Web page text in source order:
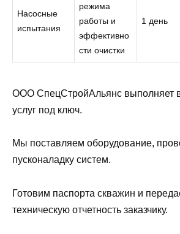
Насосные
испытания
режима
работы и
эффективно
сти очистки
1 день
ООО СпецСтройАльянс выполняет
услуг под ключ.
Мы поставляем оборудование,
пусконаладку систем.
Готовим паспорта скважин и
техническую отчетность заказчику.